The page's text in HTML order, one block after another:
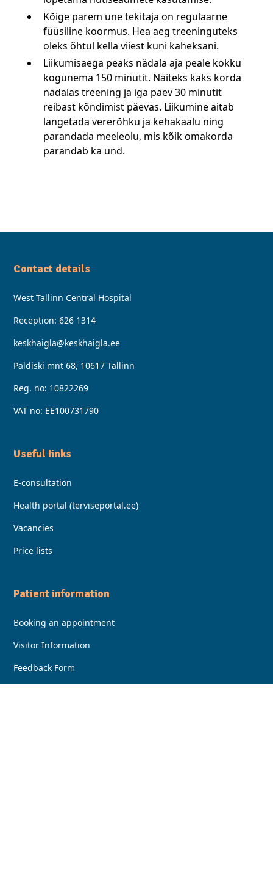
Kõige parem une tekitaja on regulaarne
füüsiline koormus. Hea aeg treeninguteks
oleks õhtul kella viiest kuni kaheksani.
Liikumisaega peaks nädala aja peale kokku
kogunema 150 minutit. Näiteks kaks korda
nädalas treening ja iga päev 30 minutit
reibast kõndimist päevas. Liikumine aitab
langetada vererõhku ja kehakaalu ning
parandada meeleolu, mis kõik omakorda
parandab ka und.
Contact details
West Tallinn Central Hospital
Reception:626 1314
keskhaigla@keskhaigla.ee
Paldiski mnt 68, 10617 Tallinn
Reg. no: 10822269
VAT no: EE100731790
Useful Iinks
E-consultation
Health portal (terviseportal.ee)
Vacancies
Price lists
Patient information
Booking an appointment
Visitor Information
Feedback Form